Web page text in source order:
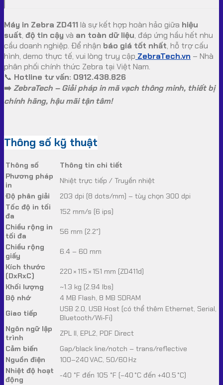
Máy in Zebra ZD411 là sự kết hợp hoàn hảo giữa hiệu
suất, độ tin cậy và an toàn dữ liệu, đáp ứng hầu hết nhu
cầu doanh nghiệp. Để nhận báo giá tốt nhất, hỗ trợ cấu
hình, demo thực tế, vui lòng truy cập ZebraTech.vn – Nhà
phân phối chính thức Zebra tại Việt Nam.
📞 Hotline tư vấn: 0912.438.826
➡️ZebraTech – Giải pháp in mã vạch thông minh, thiết bị
chính hãng, hậu mãi tận tâm!
Thông số kỹ thuật
Thông số
Thông tin chi tiết
Phương pháp
in
Nhiệt trực tiếp / Truyền nhiệt
Độ phân giải
203 dpi (8 dots/mm) – tùy chọn 300 dpi
Tốc độ in tối
đa
152 mm/s (6 ips)
Chiều rộng in
tối đa
56 mm (2.2″)
Chiều rộng
giấy
6.4 – 60 mm
Kích thước
(DxRxC)
220 × 115 × 151 mm (ZD411d)
Khối lượng
~1.3 kg (2.94 lbs)
Bộ nhớ
4 MB Flash, 8 MB SDRAM
Giao tiếp
USB 2.0, USB Host (có thể thêm Ethernet, Serial,
Bluetooth/Wi‑Fi)
Ngôn ngữ lập
trình
ZPL II, EPL2, PDF Direct
Cảm biến
Gap/black line/notch – trans/reflective
Nguồn điện
100–240 VAC, 50/60 Hz
Nhiệt độ hoạt
động
-40 °F đến 105 °F (−40 °C đến +40.5 °C)